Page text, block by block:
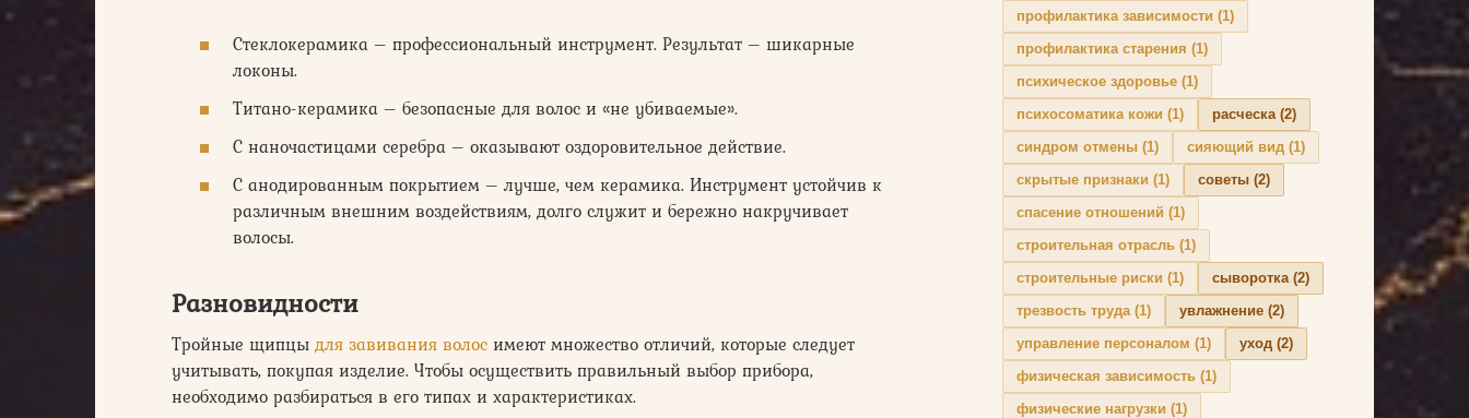
Стеклокерамика – профессиональный инструмент. Результат – шикарные
локоны.
Титано-керамика – безопасные для волос и «не убиваемые».
С наночастицами серебра – оказывают оздоровительное действие.
С анодированным покрытием – лучше, чем керамика. Инструмент устойчив к
различным внешним воздействиям, долго служит и бережно накручивает
волосы.
Разновидности
Тройные щипцы для завивания волос имеют множество отличий, которые следует
учитывать, покупая изделие. Чтобы осуществить правильный выбор прибора,
необходимо разбираться в его типах и характеристиках.
профилактика зависимости (1)
профилактика старения (1)
психическое здоровье (1)
психосоматика кожи (1) расческа(2)
синдром отмены (1) сияющий вид (1)
скрытые признаки (1) советы (2)
спасение отношений (1)
строительная отрасль (1)
строительные риски (1) сыворотка(2)
трезвость труда(1) увлажнение (2)
управление персоналом (1) уход (2)
физическая зависимость (1)
физические нагрузки (1)